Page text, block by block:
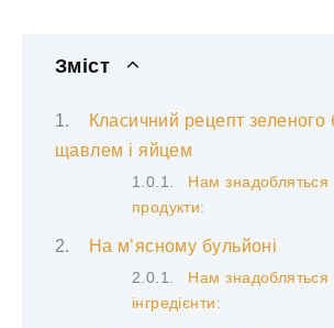
Зміст
Класичний рецепт зеленого
щавлем і яйцем
Нам знадобляться
продукти:
На м’ясному бульйоні
Нам знадобляться
інгредієнти: